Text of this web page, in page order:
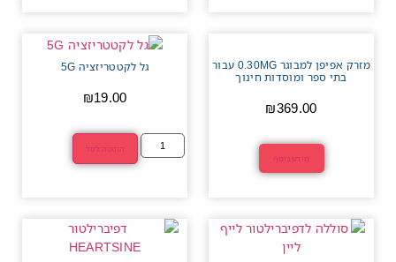
מזרק אפיפן למבוגר 0.30MG עבור
בתי ספר ומוסדות חינוך
₪369.00
מידע נוסף
גל לקטטריזציה 5G
₪19.00
הוספה לסל